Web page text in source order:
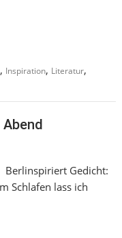
, Inspiration, Literatur,
Berlinspiriert Gedicht:
Schlafen lass ich